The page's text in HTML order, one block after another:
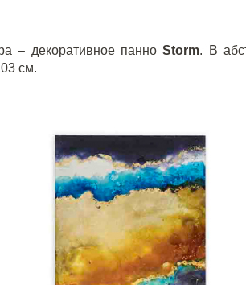
– декоративное панноStorm. В
см.